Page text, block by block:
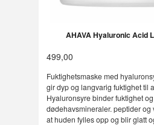
AHAVA Hyaluronic Acid
499,00
Fuktighetsmaske med
gir dyp og langvarig fuktighet til
Hyaluronsyre binder fuktighet
dødehavsmineraler. peptider
at huden fylles opp og blir glatt